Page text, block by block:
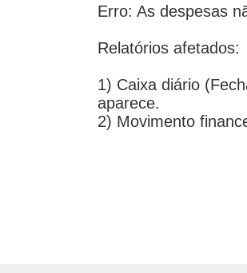
Erro: As despesas
Relatórios afetados:
1) Caixa diário
aparece.
2) Movimento